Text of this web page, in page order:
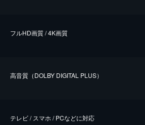
フルHD画質 / 4K画質
⾼⾳質（DOLBY DIGITAL PLUS）
テレビ / スマホ / PCなどに対応